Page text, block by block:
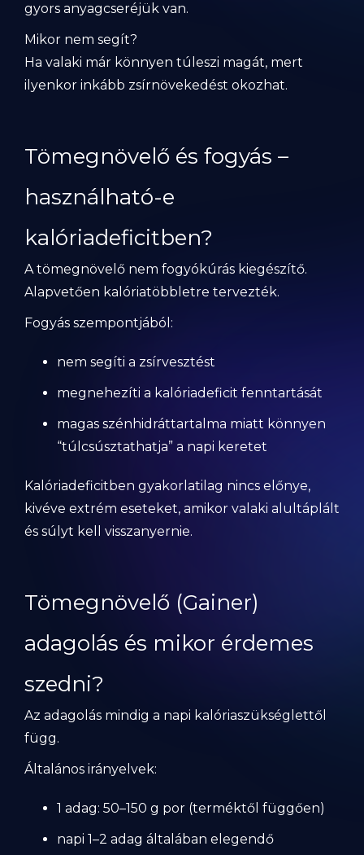
gyors anyagcseréjük van.
Mikor nem segít?
Ha valaki már könnyen túleszi magát, mert
ilyenkor inkább zsírnövekedést okozhat.
Tömegnövelő és fogyás –
használható-e
kalóriadeficitben?
A tömegnövelő nem fogyókúrás kiegészítő.
Alapvetően kalóriatöbbletre tervezték.
Fogyás szempontjából:
nem segíti a zsírvesztést
megnehezíti a kalóriadeficit fenntartását
magas szénhidráttartalma miatt könnyen
“túlcsúsztathatja” a napi keretet
Kalóriadeficitben gyakorlatilag nincs előnye,
kivéve extrém eseteket, amikor valaki alultáplált
és súlyt kell visszanyernie.
Tömegnövelő (Gainer)
adagolás és mikor érdemes
szedni?
Az adagolás mindig a napi kalóriaszükséglettől
függ.
Általános irányelvek:
1 adag: 50–150 g por (terméktől függően)
napi 1–2 adag általában elegendő